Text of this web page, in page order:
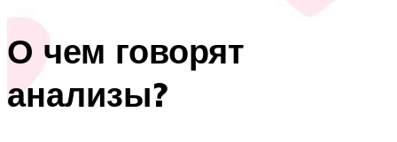
О чем говорят
анализы?